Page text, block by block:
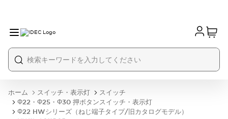
ホーム スイッチ・表示灯
スイッチ
Φ22・Φ25・Φ30 押ボタンスイッチ・表示灯
Φ22 HWシリーズ（ねじ端子タイプ/旧カタログモデル）